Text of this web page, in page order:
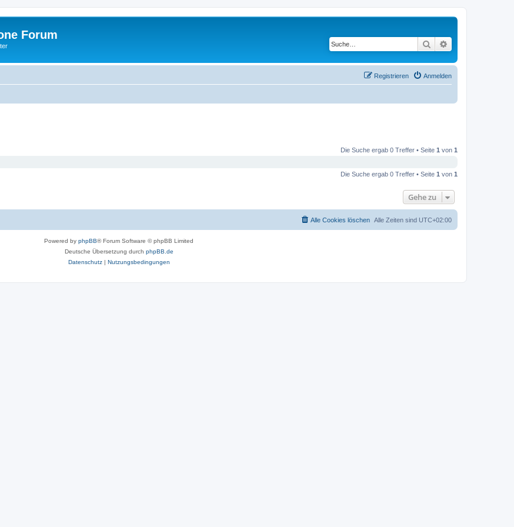
Forum
Suche
Anmelden
Registrieren
Die Suche ergab 0 Treffer • Seite 1 von 1
Die Suche ergab 0 Treffer • Seite 1 von 1
Gehe zu
Alle Zeiten sind UTC+02:00
Alle Cookies löschen
Powered by phpBB® Forum Software © phpBB Limited
Deutsche Übersetzung durch phpBB.de
Datenschutz| Nutzungsbedingungen